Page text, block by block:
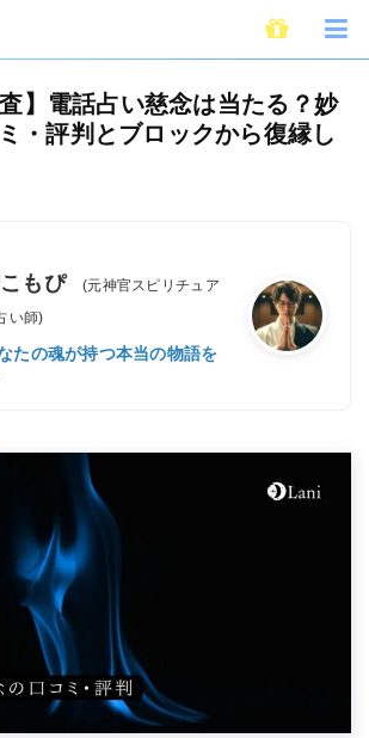
Lani潜入調査】電話占い慈念は当たる？妙子先生の口
】電話占い慈念は当たる？妙
・評判とブロックから復縁し
もぴ
(元神官スピリチュア
い師)
たの魂が持つ本当の物語を